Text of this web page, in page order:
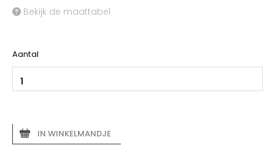
Bekijk de maattabel
Aantal
IN WINKELMANDJE